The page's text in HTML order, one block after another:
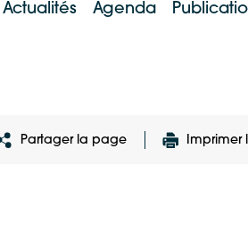
Actualités Agenda
Partager la page